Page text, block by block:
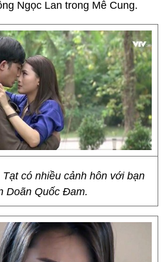
Ngọc Lan trong Mê Cung.
Tạt có nhiều cảnh hôn với bạn
Doãn Quốc Đam.